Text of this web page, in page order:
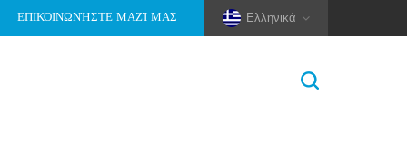
Ελληνικά
ΕΠΙΚΟΙΝΩΝΉΣΤΕ ΜΑΖΊ ΜΑΣ